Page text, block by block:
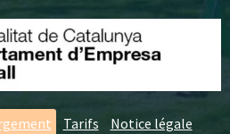
Tarifs
Notice légale